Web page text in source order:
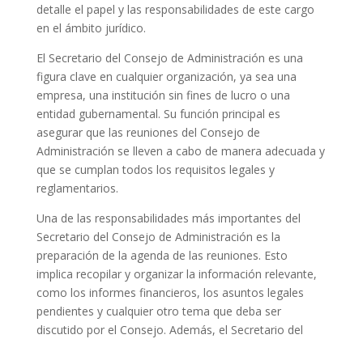
detalle el papel y las responsabilidades de este cargo
en el ámbito jurídico.
El Secretario del Consejo de Administración es una
figura clave en cualquier organización, ya sea una
empresa, una institución sin fines de lucro o una
entidad gubernamental. Su función principal es
asegurar que las reuniones del Consejo de
Administración se lleven a cabo de manera adecuada y
que se cumplan todos los requisitos legales y
reglamentarios.
Una de las responsabilidades más importantes del
Secretario del Consejo de Administración es la
preparación de la agenda de las reuniones. Esto
implica recopilar y organizar la información relevante,
como los informes financieros, los asuntos legales
pendientes y cualquier otro tema que deba ser
discutido por el Consejo. Además, el Secretario del